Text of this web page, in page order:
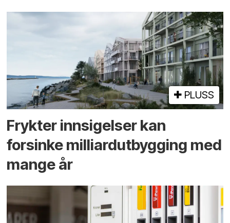
PLUSS
Frykter innsigelser kan
forsinke milliard­utbygging med
mange år